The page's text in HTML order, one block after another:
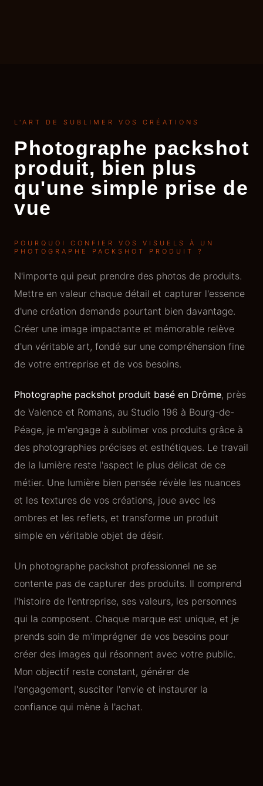
L'ART DE SUBLIMER VOS CRÉATIONS
Photographe packshot
produit, bien plus
qu'une simple prise de
vue
POURQUOI CONFIER VOS VISUELS À UN
PHOTOGRAPHE PACKSHOT PRODUIT ?
N'importe qui peut prendre des photos de produits.
Mettre en valeur chaque détail et capturer l'essence
d'une création demande pourtant bien davantage.
Créer une image impactante et mémorable relève
d'un véritable art, fondé sur une compréhension fine
de votre entreprise et de vos besoins.
Photographe packshot produit basé en Drôme, près
de Valence et Romans, au Studio 196 à Bourg-de-
Péage, je m'engage à sublimer vos produits grâce à
des photographies précises et esthétiques. Le travail
de la lumière reste l'aspect le plus délicat de ce
métier. Une lumière bien pensée révèle les nuances
et les textures de vos créations, joue avec les
ombres et les reflets, et transforme un produit
simple en véritable objet de désir.
Un photographe packshot professionnel ne se
contente pas de capturer des produits. Il comprend
l'histoire de l'entreprise, ses valeurs, les personnes
qui la composent. Chaque marque est unique, et je
prends soin de m'imprégner de vos besoins pour
créer des images qui résonnent avec votre public.
Mon objectif reste constant, générer de
l'engagement, susciter l'envie et instaurer la
confiance qui mène à l'achat.